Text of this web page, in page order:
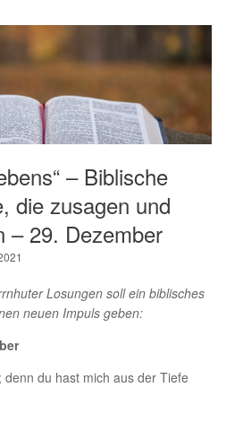
– Biblische
die zusagen und
– 29. Dezember
Losungen soll ein biblisches
neuen Impuls geben:
denn du hast mich aus der Tiefe